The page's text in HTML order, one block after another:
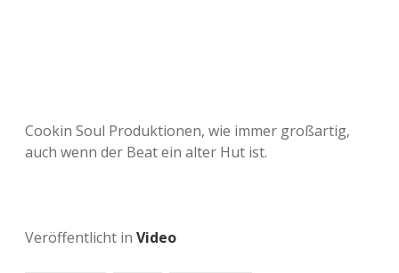
Cookin Soul Produktionen, wie immer großartig,
auch wenn der Beat ein alter Hut ist.
Veröffentlicht in Video